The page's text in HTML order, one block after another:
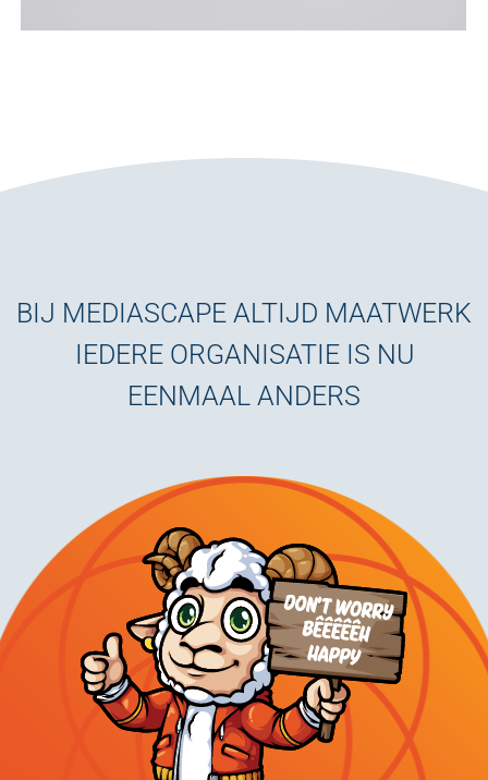
BIJ MEDIASCAPE ALTIJD MAATWERK
IEDERE ORGANISATIE IS NU
EENMAAL ANDERS